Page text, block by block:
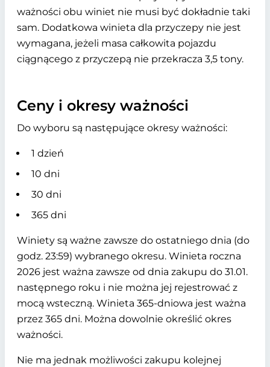
ważności obu winiet nie musi być dokładnie taki
sam. Dodatkowa winieta dla przyczepy nie jest
wymagana, jeżeli masa całkowita pojazdu
ciągnącego z przyczepą nie przekracza 3,5 tony.
Ceny i okresy ważności
Do wyboru są następujące okresy ważności:
1 dzień
10 dni
30 dni
365 dni
Winiety są ważne zawsze do ostatniego dnia (do
godz. 23:59) wybranego okresu. Winieta roczna
2026 jest ważna zawsze od dnia zakupu do 31.01.
następnego roku i nie można jej rejestrować z
mocą wsteczną. Winieta 365-dniowa jest ważna
przez 365 dni. Można dowolnie określić okres
ważności.
Nie ma jednak możliwości zakupu kolejnej